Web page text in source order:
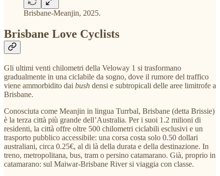
Brisbane-Meanjin, 2025.
Brisbane Love Cyclists
Gli ultimi venti chilometri della Veloway 1 si trasformano
gradualmente in una ciclabile da sogno, dove il rumore del traffico
viene ammorbidito dai bush densi e subtropicali delle aree limitrofe a
Brisbane.
Conosciuta come Meanjin in lingua Turrbal, Brisbane (detta Brissie)
è la terza città più grande dell’Australia. Per i suoi 1.2 milioni di
residenti, la città offre oltre 500 chilometri ciclabili esclusivi e un
trasporto pubblico accessibile: una corsa costa solo 0.50 dollari
australiani, circa 0.25€, al di là della durata e della destinazione. In
treno, metropolitana, bus, tram o persino catamarano. Già, proprio in
catamarano: sul Maiwar-Brisbane River si viaggia con classe.